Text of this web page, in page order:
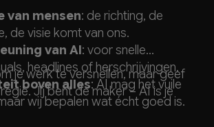
van mensen: de richting, de
de visie komt van ons.
van AI: voor snelle
headlines of herschrijvingen.
boven alles: AI mag het vuile
wij bepalen wat écht goed is.
je werk te versnellen, maar geef
Jij bent de maker – AI is je